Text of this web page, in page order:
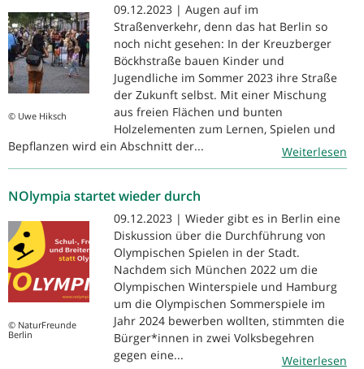
© Uwe Hiksch
09.12.2023 | Augen auf im
Straßenverkehr, denn das hat Berlin so
noch nicht gesehen: In der Kreuzberger
Böckhstraße bauen Kinder und
Jugendliche im Sommer 2023 ihre Straße
der Zukunft selbst. Mit einer Mischung
aus freien Flächen und bunten
Holzelementen zum Lernen, Spielen und
Bepflanzen wird ein Abschnitt der...
Weiterlesen
NOlympia startet wieder durch
© NaturFreunde
Berlin
09.12.2023 | Wieder gibt es in Berlin eine
Diskussion über die Durchführung von
Olympischen Spielen in der Stadt.
Nachdem sich München 2022 um die
Olympischen Winterspiele und Hamburg
um die Olympischen Sommerspiele im
Jahr 2024 bewerben wollten, stimmten die
Bürger*innen in zwei Volksbegehren
gegen eine...
Weiterlesen